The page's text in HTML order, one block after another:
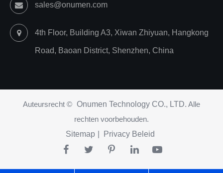
sales@onumen.com
4th Floor, Building A3, Xiwan Zhiyuan, Hangkong
Road, Baoan District, Shenzhen, China
Auteursrecht © Onumen Technology CO., LTD. Alle
rechten voorbehouden.
Sitemap
Privacy Beleid